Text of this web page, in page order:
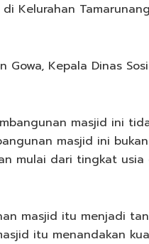
Kelurahan
Kepala Dinas
masjid ini
masjid ini
mulai dari tingkat usia
masjid itu menjadi
itu menandakan